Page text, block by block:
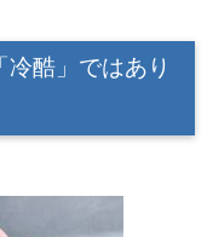
酷」ではあり